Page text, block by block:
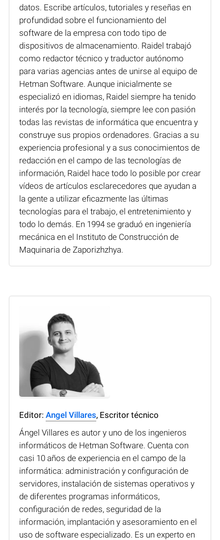
datos. Escribe artículos, tutoriales y reseñas en
profundidad sobre el funcionamiento del
software de la empresa con todo tipo de
dispositivos de almacenamiento. Raidel trabajó
como redactor técnico y traductor autónomo
para varias agencias antes de unirse al equipo de
Hetman Software. Aunque inicialmente se
especializó en idiomas, Raidel siempre ha tenido
interés por la tecnología, siempre lee con pasión
todas las revistas de informática que encuentra y
construye sus propios ordenadores. Gracias a su
experiencia profesional y a sus conocimientos de
redacción en el campo de las tecnologías de
información, Raidel hace todo lo posible por crear
vídeos de artículos esclarecedores que ayudan a
la gente a utilizar eficazmente las últimas
tecnologías para el trabajo, el entretenimiento y
todo lo demás. En 1994 se graduó en ingeniería
mecánica en el Instituto de Construcción de
Maquinaria de Zaporizhzhya.
Editor: Angel Villares, Escritor técnico
Ángel Villares es autor y uno de los ingenieros
informáticos de Hetman Software. Cuenta con
casi 10 años de experiencia en el campo de la
informática: administración y configuración de
servidores, instalación de sistemas operativos y
de diferentes programas informáticos,
configuración de redes, seguridad de la
información, implantación y asesoramiento en el
uso de software especializado. Es un experto en